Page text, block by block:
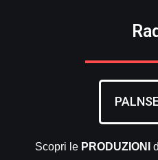
Scopri le PRODUZIONI